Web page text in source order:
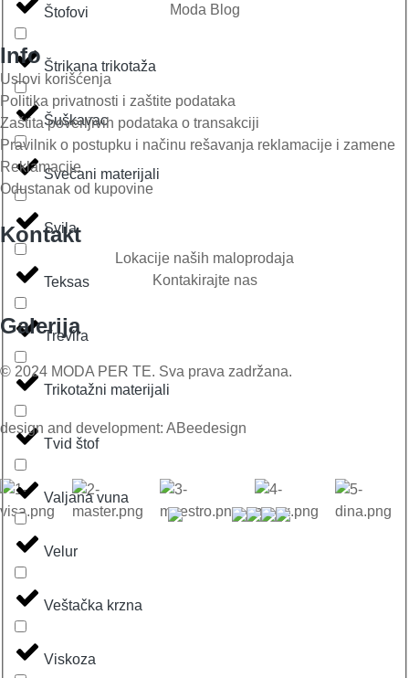
Štofovi
Štrikana trikotaža
Šuškavac
Svečani materijali
Svila
Teksas
Trevira
Trikotažni materijali
Tvid štof
Valjana vuna
Velur
Veštačka krzna
Viskoza
Moda Blog
Info
Uslovi korišćenja
Politika privatnosti i zaštite podataka
Zaštita poverljivih podataka o transakciji
Pravilnik o postupku i načinu rešavanja reklamacije i zamene
Reklamacije
Odustanak od kupovine
Kontakt
Lokacije naših maloprodaja
Kontakirajte nas
Galerija
© 2024 MODA PER TE. Sva prava zadržana.
design and development: ABeedesign